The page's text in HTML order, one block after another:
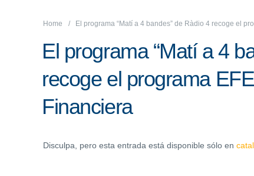
Home El programa “Matí a 4 bandes” de Ràdio 4 recoge el
El programa “Matí a 4
recoge el programa
Financiera
Disculpa, pero esta entrada está disponible sólo en